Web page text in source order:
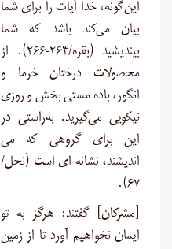
این‌گونه‏، خدا آیات را براى شما
بیان می‌کند باشد که شما
بیندیشید (بقره/۲۶۴-۲۶۶). از
محصولات درختان خرما و
انگور، باده مستى ‏بخش و روزی
نیکویی مى‌گیرید. به‌راستی در
این براى گروهی که مى‏
اندیشند، نشانه ‏اى است (نحل/
۶۷).
[مشرکان] گفتند: هرگز به تو
ایمان نخواهیم آورد تا از زمین